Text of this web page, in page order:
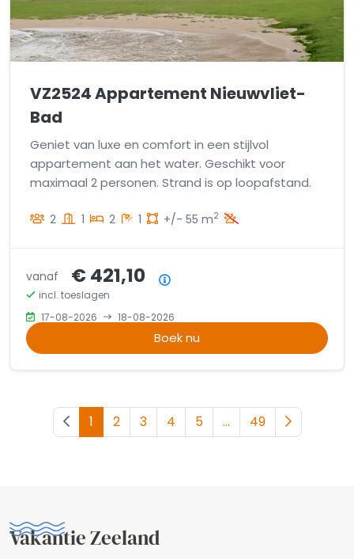
VZ2524 Appartement Nieuwvliet-
Bad
Geniet van luxe en comfort in een stijlvol
appartement aan het water. Geschikt voor
maximaal 2 personen. Strand is op loopafstand.
2 1 2 1 +/- 55 m2
vanaf € 421,10
incl. toeslagen
17-08-2026
18-08-2026
Boek nu
Vorige pagina
1 2 3 4 5 ... 49 Volgende
Vakantie Zeeland